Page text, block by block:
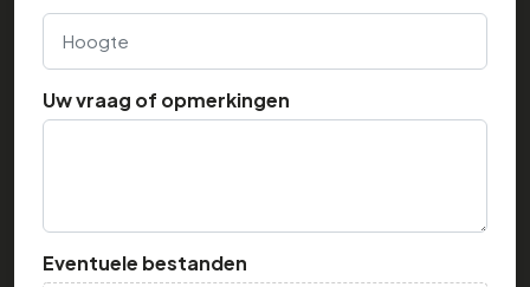
Hoogte
Uw vraag of opmerkingen
Eventuele bestanden